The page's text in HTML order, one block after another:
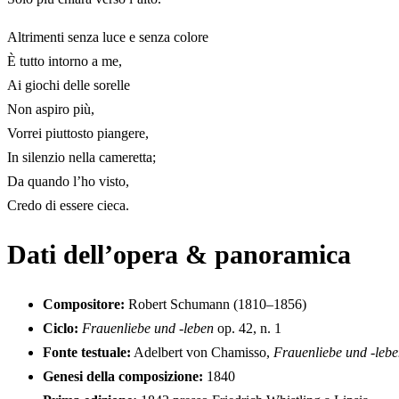
Altrimenti senza luce e senza colore
È tutto intorno a me,
Ai giochi delle sorelle
Non aspiro più,
Vorrei piuttosto piangere,
In silenzio nella cameretta;
Da quando l’ho visto,
Credo di essere cieca.
Dati dell’opera & panoramica
Compositore: Robert Schumann (1810–1856)
Ciclo: Frauenliebe und -leben op. 42, n. 1
Fonte testuale: Adelbert von Chamisso, Frauenliebe und -
Genesi della composizione: 1840